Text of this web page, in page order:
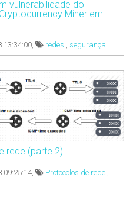
vulnerabilidade do
Miner em
redes segurança
rede (parte 2)
09:25:14, Protocolos de rede